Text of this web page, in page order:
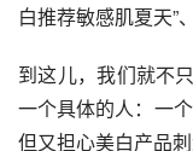
白推荐敏感肌夏天
到这儿，我们就不
一个具体的人：一
但又担心美白产品刺